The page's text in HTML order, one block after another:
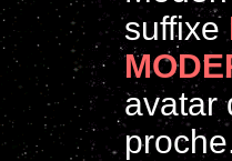
suffixe
avatar